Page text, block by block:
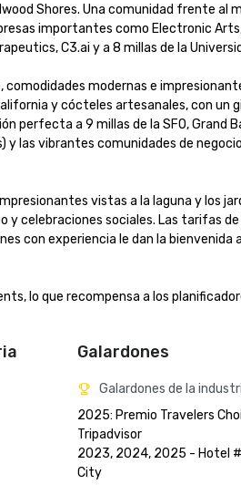
Shores. Una comunidad frente al
importantes como Electronic
C3.ai y a 8 millas de la
modernas e
y cócteles artesanales, con un
perfecta a 9 millas de la SFO, Grand
y las vibrantes comunidades de
vistas a la laguna y los
celebraciones sociales. Las tarifas
con experiencia le dan la bienvenida
lo que recompensa a los
Galardones
Galardones de la
2025: Premio Travelers
Tripadvisor
2023, 2024, 2025 - Hotel
City